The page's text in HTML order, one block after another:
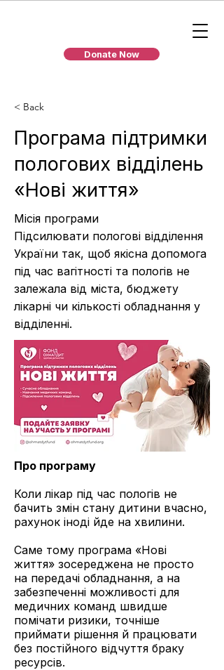
Donate Now
< Back
Програма підтримки
пологових відділень
«Нові життя»
Місія програми
Підсилювати пологові відділення
України так, щоб якісна допомога
під час вагітності та пологів не
залежала від міста, бюджету
лікарні чи кількості обладнання у
відділенні.
Про програму
Коли лікар під час пологів не
бачить змін стану дитини вчасно,
рахунок іноді йде на хвилини.
Саме тому програма «Нові
життя» зосереджена не просто
на передачі обладнання, а на
забезпеченні можливості для
медичних команд швидше
помічати ризики, точніше
приймати рішення й працювати
без постійного відчуття браку
ресурсів.